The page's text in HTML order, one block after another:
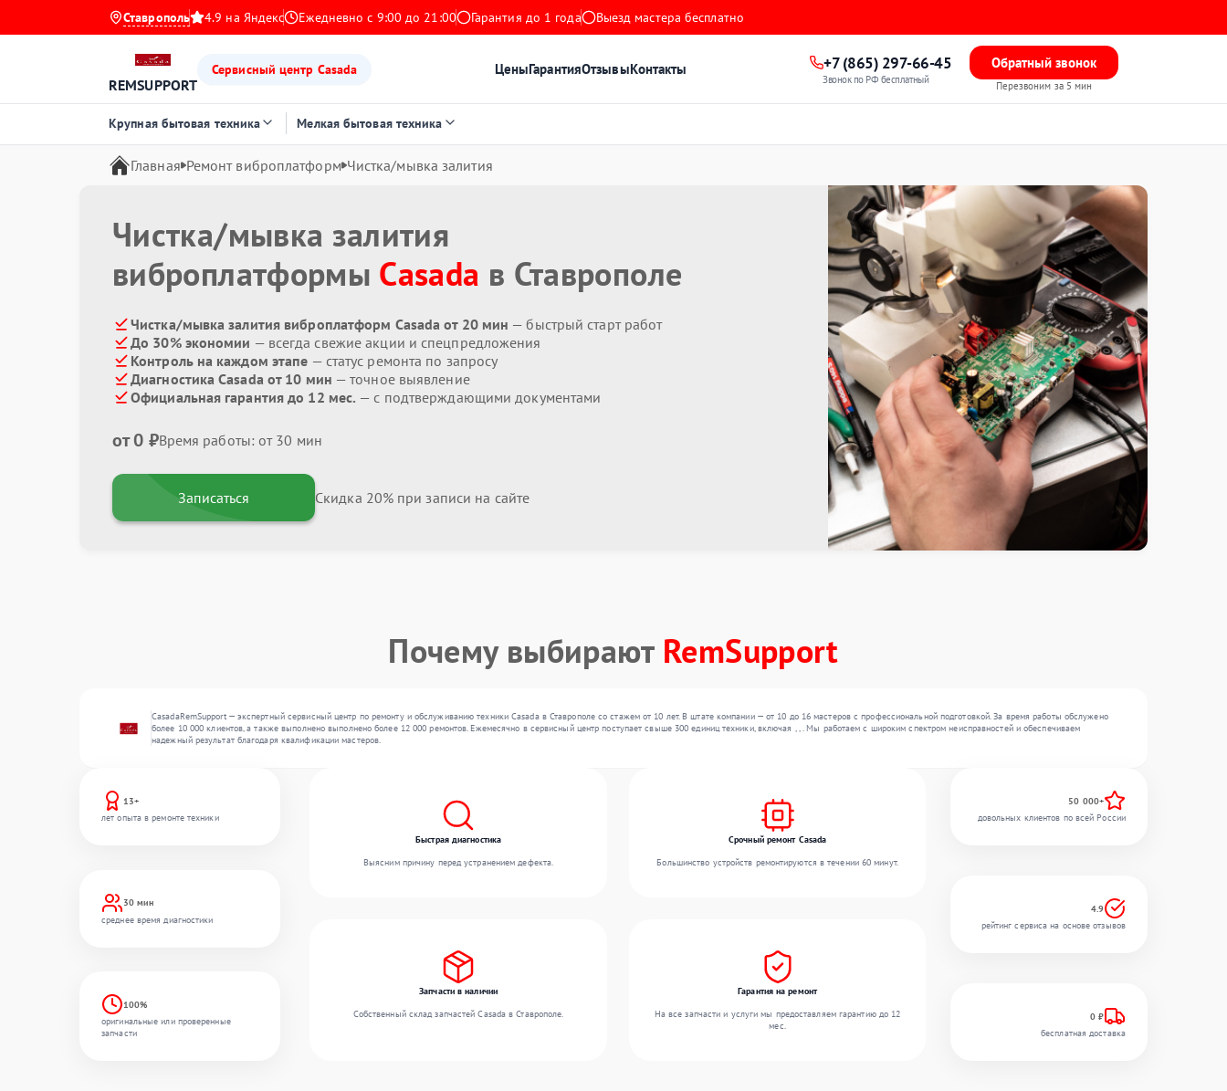
Ставрополь 4.9 на Яндекс Ежедневно с 9:00 до 21:00 Гарантия до 1 года Выезд мастера бесплатно
REMSUPPORT
Сервисный центр Casada ЦеныГарантияОтзывыКонтакты +7 (865) 297-66-45
Звонок по РФ бесплатный
Обратный звонок
Перезвоним за 5 мин
Крупная бытовая техника Мелкая бытовая техника
Главная Ремонт виброплатформ Чистка/мывка залития
Чистка/мывка залития
виброплатформы Casada в Ставрополе
Чистка/мывка залития виброплатформ Casada от 20 мин — быстрый старт работ
До 30% экономии — всегда свежие акции и спецпредложения
Контроль на каждом этапе — статус ремонта по запросу
Диагностика Casada от 10 мин — точное выявление
Официальная гарантия до 12 мес. — с подтверждающими документами
от 0 ₽Время работы: от 30 мин
Записаться Скидка 20% при записи на сайте
Почему выбирают RemSupport
CasadaRemSupport — экспертный сервисный центр по ремонту и обслуживанию техники Casada в Ставрополе со стажем от 10 лет. В штате компании — от 10 до 16 мастеров с профессиональной подготовкой. За время работы обслужено
более 10 000 клиентов, а также выполнено выполнено более 12 000 ремонтов. Ежемесячно в сервисный центр поступает свыше 300 единиц техники, включая , , . Мы работаем с широким спектром неисправностей и обеспечиваем
надежный результат благодаря квалификации мастеров.
13+
лет опыта в ремонте техники
30 мин
среднее время диагностики
100%
оригинальные или проверенные
запчасти
Быстрая диагностика
Выясним причину перед устранением дефекта.
Срочный ремонт Casada
Большинство устройств ремонтируются в течении 60 минут.
Запчасти в наличии
Собственный склад запчастей Casada в Ставрополе.
Гарантия на ремонт
На все запчасти и услуги мы предоставляем гарантию до 12
мес.
50 000+
довольных клиентов по всей России
4.9
рейтинг сервиса на основе отзывов
0 ₽
бесплатная доставка